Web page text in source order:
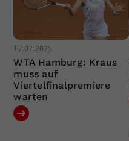
17.07.2025
WTA Hamburg: Kraus
muss auf
Viertelfinalpremiere
warten